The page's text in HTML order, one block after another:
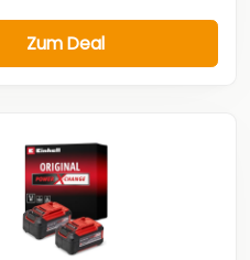
Zum Deal